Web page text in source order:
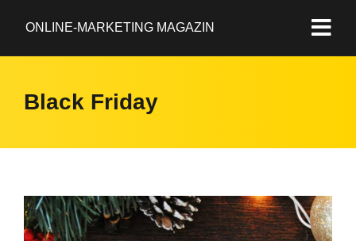
ONLINE-MARKETING MAGAZIN
Black Friday